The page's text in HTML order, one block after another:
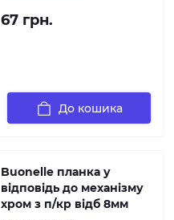
67 грн.
До кошика
Buonelle планка у
відповідь до механізму
хром з п/кр відб 8мм